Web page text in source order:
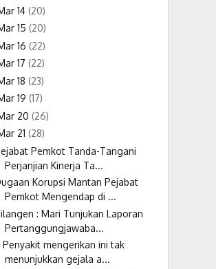
14 (20)
15 (20)
16 (22)
17 (22)
18 (23)
19 (17)
20 (26)
21 (28)
Pemkot Tanda-Tangani
Perjanjian Kinerja Ta...
Korupsi Mantan Pejabat
Pemkot Mengendap di ...
: Mari Tunjukan Laporan
Pertanggungjawaba...
Penyakit mengerikan ini tak
menunjukkan gejala a...